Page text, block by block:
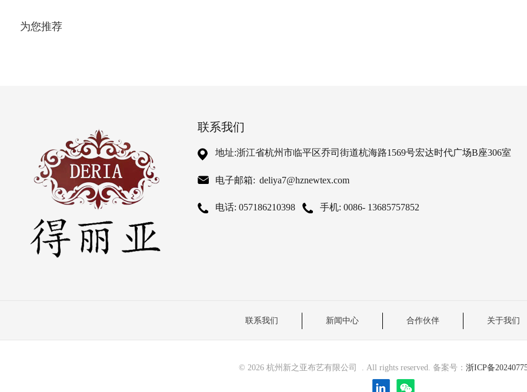
为您推荐
联系我们
地址:浙江省杭州市临平区乔司街道杭海路1569号宏达时代广场B座306室
电子邮箱: deliya7@hznewtex.com
电话: 057186210398 手机: 0086- 13685757852
联系我们 新闻中心 合作伙伴
关于我们
© 2026 杭州新之亚布艺有限公司 . All rights reserved. 备案号： 浙ICP备